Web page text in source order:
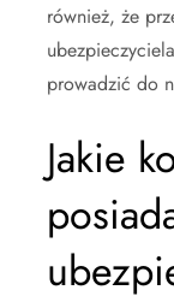
również, że
prowadzić do
Jakie